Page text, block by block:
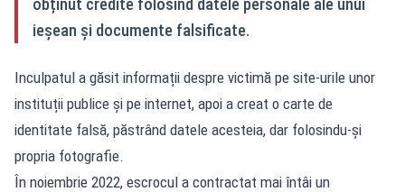
ieșean și documente falsificate.
Inculpatul a găsit informații despre victimă pe site-urile unor
instituții publice și pe internet, apoi a creat o carte de
identitate falsă, păstrând datele acesteia, dar folosindu-și
propria fotografie.
În noiembrie 2022, escrocul a contractat mai întâi un